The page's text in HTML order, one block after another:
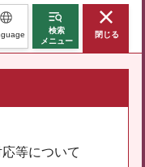
検索
メニュー
閉じる
等について